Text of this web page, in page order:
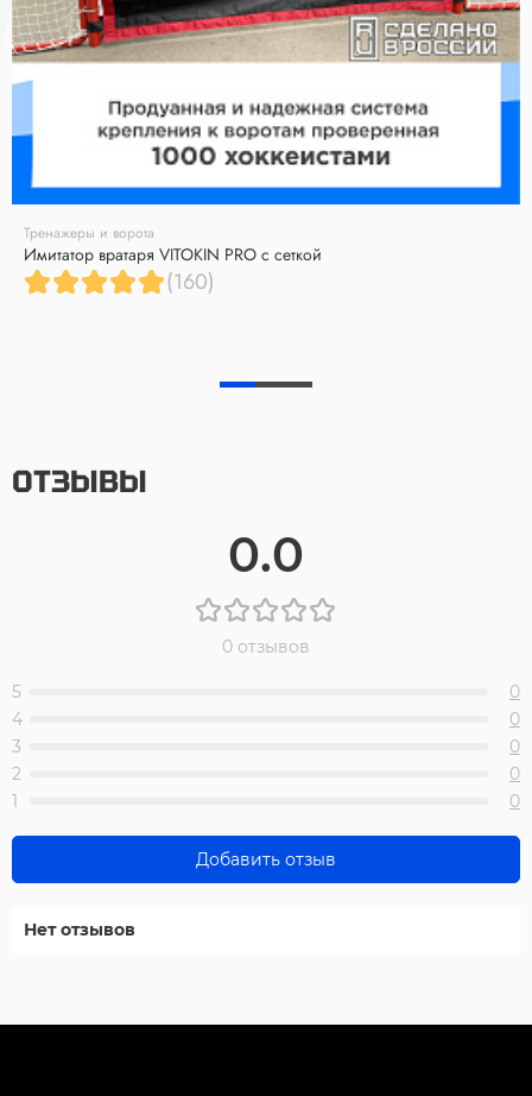
Тренажеры и ворота
Имитатор вратаря VITOKIN PRO с сеткой
(160)
ОТЗЫВЫ
0.0
0 отзывов
5
0
4
0
3
0
2
0
1
0
Добавить отзыв
Нет отзывов